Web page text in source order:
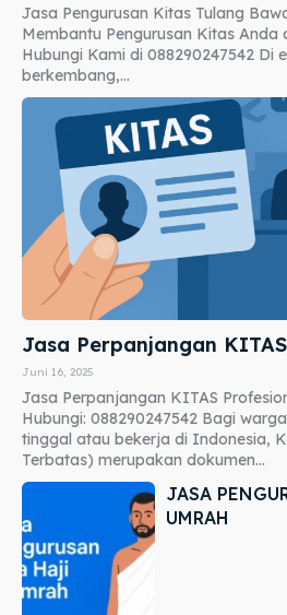
Jasa Pengurusan Kitas Tulang
Membantu Pengurusan Kitas Anda
Hubungi Kami di 088290247542 Di
berkembang,...
Jasa Perpanjangan
Juni 16, 2025
Jasa Perpanjangan KITAS
Hubungi: 088290247542 Bagi
tinggal atau bekerja di Indonesia,
Terbatas) merupakan dokumen...
JASA
UMRAH